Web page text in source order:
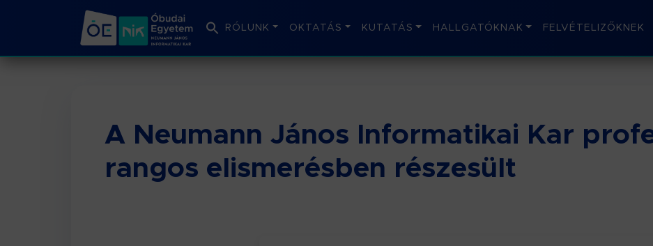
RÓLUNK OKTATÁS KUTATÁS HALLGATÓKNAK FELVÉTELIZŐKNEK
A Neumann János Informatikai Kar
rangos elismerésben részesült